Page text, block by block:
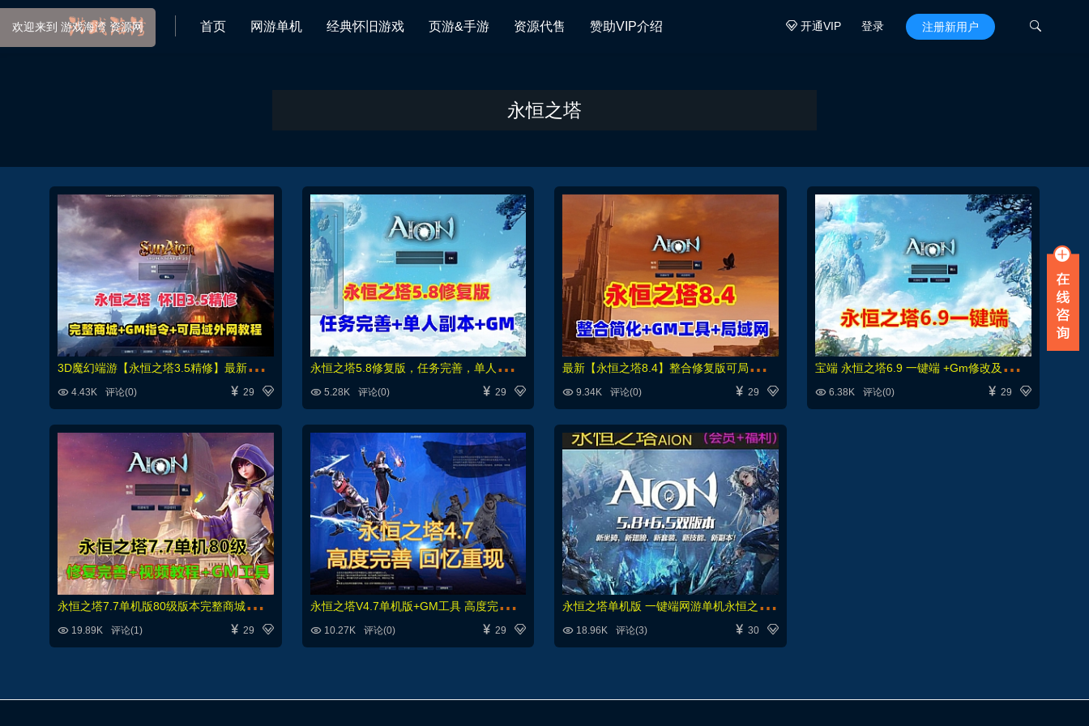
开通VIP 登录 注册新用户 
首页 网游单机 经典怀旧游戏 页游&手游 资源代售 赞助VIP介绍
永恒之塔
3
D魔幻端游【永恒之塔3.5精修】最新整理完整商城+GM指令+可局域网外网及详细搭建教程

 29
 4.43K 评论(0)
永
恒之塔5.8修复版，任务完善，单人副本+GM命令及物品ID+详细视频教程

 29
5.28K 评论(0)
最
新【永恒之塔8.4】整合修复版可局域网，带登录器文件，配GM工具及教程

 29
 9.34K 评论(0)
宝
端 永恒之塔6.9 一键端 +Gm修改及使用视频教程

 29
 6.38K 评论(0)
永
恒之塔7.7单机版80级版本完整商城，修复完善GM命令

 29
 19.89K 评论(1)
永
恒之塔V4.7单机版+GM工具 高度完善 回忆重现

 29
10.27K 评论(0)
永
恒之塔单机版 一键端网游单机永恒之塔单机 可局域网无需虚拟机

 30
 18.96K 评论(3)
欢迎来到 游戏海湾 资源网